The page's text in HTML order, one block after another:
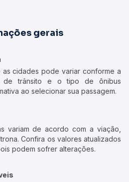
gerais
cidades pode variar conforme a
de trânsito e o tipo de ônibus
ao selecionar sua passagem.
variam de acordo com a viação,
Confira os valores atualizados
podem sofrer alterações.